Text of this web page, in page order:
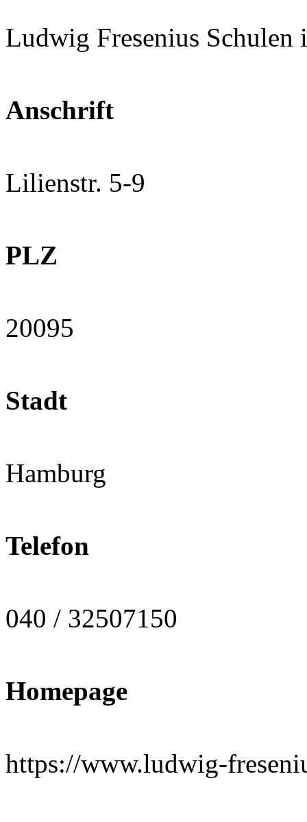
Ludwig Fresenius Schulen
Anschrift
Lilienstr. 5-9
PLZ
20095
Stadt
Hamburg
Telefon
040 / 32507150
Homepage
https://www.ludwig-